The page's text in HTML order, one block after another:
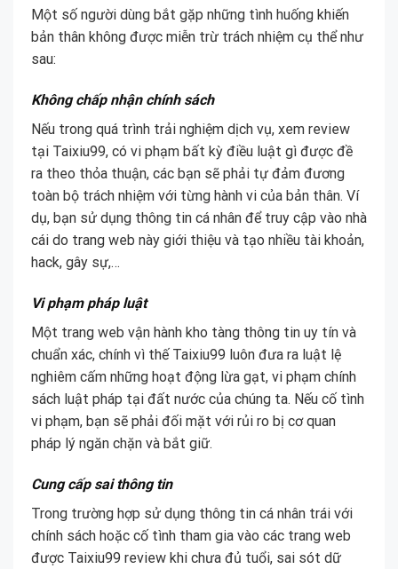
Một số người dùng bắt gặp những tình huống khiến
bản thân không được miễn trừ trách nhiệm cụ thể như
sau:
Không chấp nhận chính sách
Nếu trong quá trình trải nghiệm dịch vụ, xem review
tại Taixiu99, có vi phạm bất kỳ điều luật gì được đề
ra theo thỏa thuận, các bạn sẽ phải tự đảm đương
toàn bộ trách nhiệm với từng hành vi của bản thân. Ví
dụ, bạn sử dụng thông tin cá nhân để truy cập vào nhà
cái do trang web này giới thiệu và tạo nhiều tài khoản,
hack, gây sự,…
Vi phạm pháp luật
Một trang web vận hành kho tàng thông tin uy tín và
chuẩn xác, chính vì thế Taixiu99 luôn đưa ra luật lệ
nghiêm cấm những hoạt động lừa gạt, vi phạm chính
sách luật pháp tại đất nước của chúng ta. Nếu cố tình
vi phạm, bạn sẽ phải đối mặt với rủi ro bị cơ quan
pháp lý ngăn chặn và bắt giữ.
Cung cấp sai thông tin
Trong trường hợp sử dụng thông tin cá nhân trái với
chính sách hoặc cố tình tham gia vào các trang web
được Taixiu99 review khi chưa đủ tuổi, sai sót dữ